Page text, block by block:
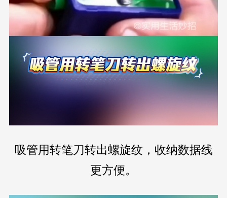
吸管用转笔刀转出螺旋纹，收纳数据线
更方便。